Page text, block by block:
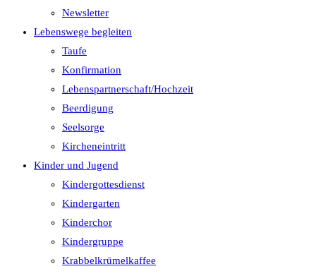
Newsletter
Lebenswege begleiten
Taufe
Konfirmation
Lebenspartnerschaft/Hochzeit
Beerdigung
Seelsorge
Kircheneintritt
Kinder und Jugend
Kindergottesdienst
Kindergarten
Kinderchor
Kindergruppe
Krabbelkrümelkaffee